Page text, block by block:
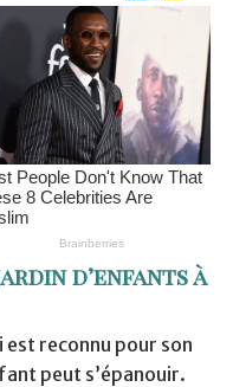
d’enfants à
est reconnu pour son
peut s’épanouir.